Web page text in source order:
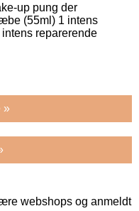
up pung der
(55ml) 1 intens
reparerende
»
webshops og anmeldt